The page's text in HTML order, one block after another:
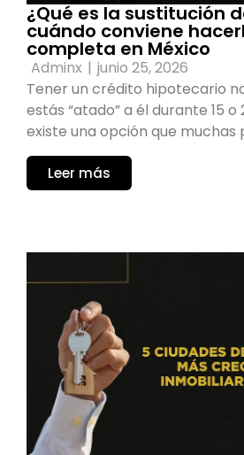
¿Qué es la sustitución
cuándo conviene
completa en México
Adminx | junio 25, 2026
Tener un crédito hipotecario
estás “atado” a él durante 15 o
existe una opción que muchas
Leer más